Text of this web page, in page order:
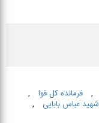
, فرمانده كل قوا
,
شهید عباس بابایی
,